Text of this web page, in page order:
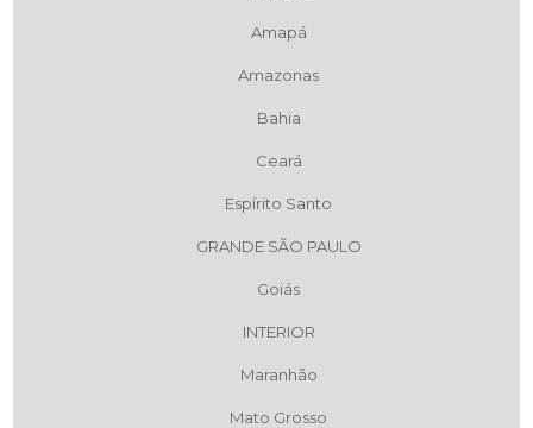
Amapá
Amazonas
Bahia
Ceará
Espírito Santo
GRANDE SÃO PAULO
Goiás
INTERIOR
Maranhão
Mato Grosso